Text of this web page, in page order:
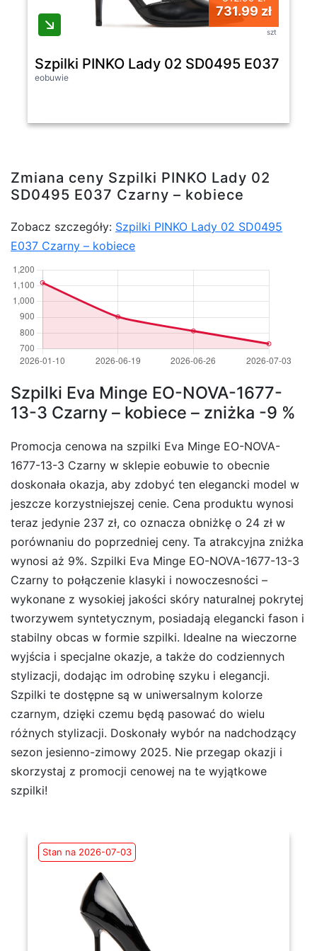
731.99 zł
szt
Szpilki PINKO Lady 02 SD0495 E037
eobuwie
Zmiana ceny Szpilki PINKO Lady 02
SD0495 E037 Czarny – kobiece
Zobacz szczegóły: Szpilki PINKO Lady 02 SD0495
E037 Czarny – kobiece
Szpilki Eva Minge EO-NOVA-1677-
13-3 Czarny – kobiece – zniżka -9 %
Promocja cenowa na szpilki Eva Minge EO-NOVA-
1677-13-3 Czarny w sklepie eobuwie to obecnie
doskonała okazja, aby zdobyć ten elegancki model w
jeszcze korzystniejszej cenie. Cena produktu wynosi
teraz jedynie 237 zł, co oznacza obniżkę o 24 zł w
porównaniu do poprzedniej ceny. Ta atrakcyjna zniżka
wynosi aż 9%. Szpilki Eva Minge EO-NOVA-1677-13-3
Czarny to połączenie klasyki i nowoczesności –
wykonane z wysokiej jakości skóry naturalnej pokrytej
tworzywem syntetycznym, posiadają elegancki fason i
stabilny obcas w formie szpilki. Idealne na wieczorne
wyjścia i specjalne okazje, a także do codziennych
stylizacji, dodając im odrobinę szyku i elegancji.
Szpilki te dostępne są w uniwersalnym kolorze
czarnym, dzięki czemu będą pasować do wielu
różnych stylizacji. Doskonały wybór na nadchodzący
sezon jesienno-zimowy 2025. Nie przegap okazji i
skorzystaj z promocji cenowej na te wyjątkowe
szpilki!
Stan na 2026-07-03